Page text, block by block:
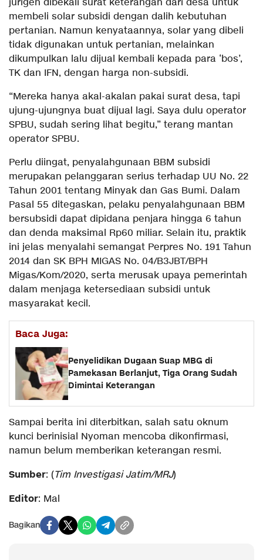
jurigen dibekali surat keterangan dari desa untuk
membeli solar subsidi dengan dalih kebutuhan
pertanian. Namun kenyataannya, solar yang dibeli
tidak digunakan untuk pertanian, melainkan
dikumpulkan lalu dijual kembali kepada para ‘bos’,
TK dan IFN, dengan harga non-subsidi.
“Mereka hanya akal-akalan pakai surat desa, tapi
ujung-ujungnya buat dijual lagi. Saya dulu operator
SPBU, sudah sering lihat begitu,” terang mantan
operator SPBU.
Perlu diingat, penyalahgunaan BBM subsidi
merupakan pelanggaran serius terhadap UU No. 22
Tahun 2001 tentang Minyak dan Gas Bumi. Dalam
Pasal 55 ditegaskan, pelaku penyalahgunaan BBM
bersubsidi dapat dipidana penjara hingga 6 tahun
dan denda maksimal Rp60 miliar. Selain itu, praktik
ini jelas menyalahi semangat Perpres No. 191 Tahun
2014 dan SK BPH MIGAS No. 04/B3JBT/BPH
Migas/Kom/2020, serta merusak upaya pemerintah
dalam menjaga ketersediaan subsidi untuk
masyarakat kecil.
Baca Juga:
Penyelidikan Dugaan Suap MBG di
Pamekasan Berlanjut, Tiga Orang Sudah
Dimintai Keterangan
Sampai berita ini diterbitkan, salah satu oknum
kunci berinisial Nyoman mencoba dikonfirmasi,
namun belum memberikan keterangan resmi.
Sumber: (Tim Investigasi Jatim/MRJ)
Editor: Mal
Bagikan